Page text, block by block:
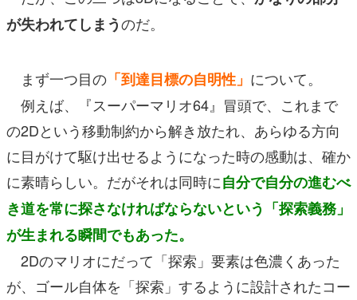
が失われてしまうのだ。
まず一つ目の 「到達目標の自明性」 について。
例えば、『スーパーマリオ64』冒頭で、これまで
の2Dという移動制約から解き放たれ、あらゆる方向
に目がけて駆け出せるようになった時の感動は、確か
に素晴らしい。だがそれは同時に自分で自分の進むべ
き道を常に探さなければならないという「探索義務」
が生まれる瞬間でもあった。
2Dのマリオにだって「探索」要素は色濃くあった
が、ゴール自体を「探索」するように設計されたコー